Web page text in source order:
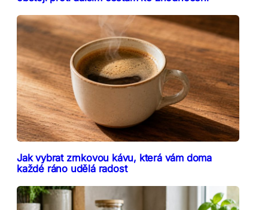
Jak vybrat zrnkovou kávu, která vám doma
každé ráno udělá radost